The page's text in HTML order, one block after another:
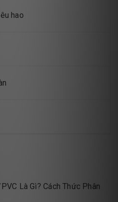
hao
Là Gì? Cách Thức Phân